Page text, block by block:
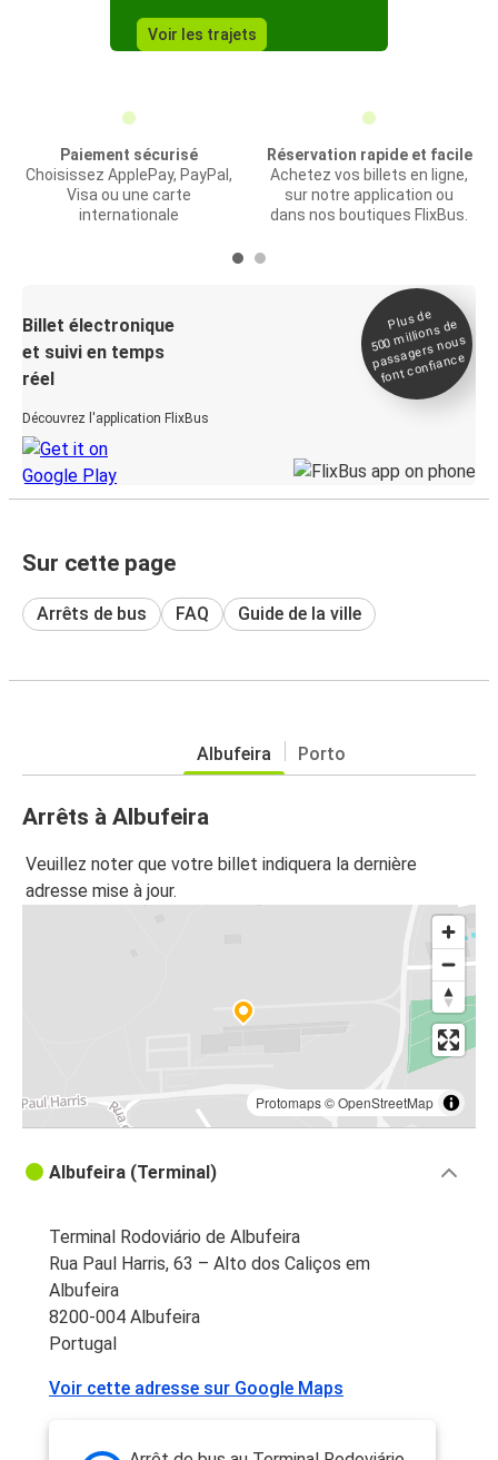
Voir les trajets
Paiement sécurisé
Choisissez ApplePay, PayPal,
Visa ou une carte
internationale
Réservation rapide et facile
Achetez vos billets en ligne,
sur notre application ou
dans nos boutiques FlixBus.
Billet électronique
et suivi en temps
réel
Découvrez l'application FlixBus
Plus de
500
millions de
passagers nous
font confiance
Sur cette page
Arrêts de bus FAQ Guide de la ville
Albufeira Porto
Arrêts à Albufeira
Veuillez noter que votre billet indiquera la dernière
adresse mise à jour.
Protomaps©OpenStreetMap
Albufeira (Terminal)
Terminal Rodoviário de Albufeira
Rua Paul Harris, 63 – Alto dos Caliços em
Albufeira
8200-004 Albufeira
Portugal
Voir cette adresse sur Google Maps